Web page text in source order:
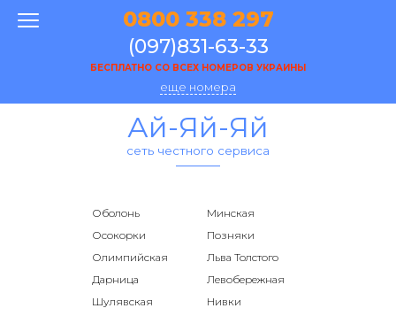
0800 338 297
(097)831-63-33
БЕСПЛАТНО СО ВСЕХ НОМЕРОВ УКРАИНЫ
еще номера
Ай-Яй-Яй
сеть честного сервиса
Оболонь
Минская
Осокорки
Позняки
Олимпийская
Льва Толстого
Дарница
Левобережная
Шулявская
Нивки